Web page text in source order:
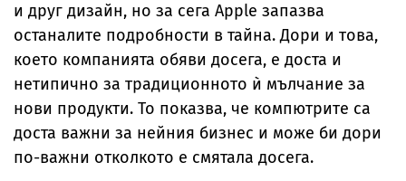
и друг дизайн, но за сега Apple запазва
останалите подробности в тайна. Дори и това,
което компанията обяви досега, е доста и
нетипично за традиционното ѝ мълчание за
нови продукти. То показва, че компютрите са
доста важни за нейния бизнес и може би дори
по-важни отколкото е смятала досега.